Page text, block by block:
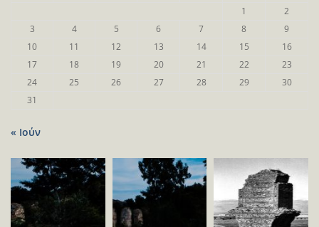
1
2
3
4 5 6 7 8
9
10
11 12 13 14 15
16
17
18 19 20 21 22
23
24
25 26 27 28 29
30
31
« Ιούν